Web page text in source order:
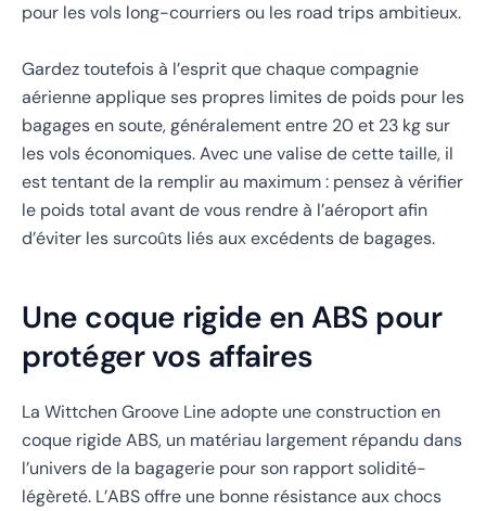
pour les vols long-courriers ou les road trips ambitieux.
Gardez toutefois à l’esprit que chaque compagnie
aérienne applique ses propres limites de poids pour les
bagages en soute, généralement entre 20 et 23 kg sur
les vols économiques. Avec une valise de cette taille, il
est tentant de la remplir au maximum : pensez à vérifier
le poids total avant de vous rendre à l’aéroport afin
d’éviter les surcoûts liés aux excédents de bagages.
Une coque rigide en ABS pour
protéger vos affaires
La Wittchen Groove Line adopte une construction en
coque rigide ABS, un matériau largement répandu dans
l’univers de la bagagerie pour son rapport solidité-
légèreté. L’ABS offre une bonne résistance aux chocs